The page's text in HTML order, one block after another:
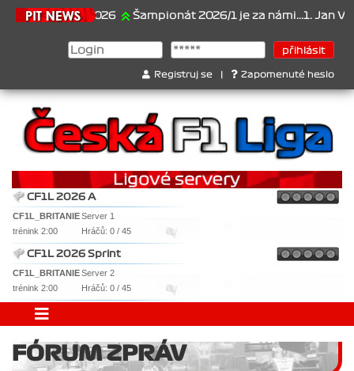
21.6.2026 Šampionát 2026/1 je za námi...1. Jan
Registruj se Zapomenuté heslo
CF1L 2026 A
CF1L_BRITANIEServer 1
trénink 2:00
Hráčů: 0 / 45
CF1L 2026 Sprint
CF1L_BRITANIEServer 2
trénink 2:00
Hráčů: 0 / 45
FÓRUM ZPRÁV